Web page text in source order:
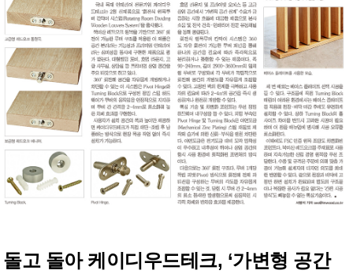
돌고 돌아 케이디우드테크, ‘가변형 공간